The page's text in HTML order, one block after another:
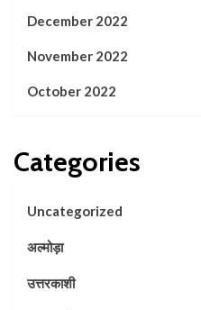
December 2022
November 2022
October 2022
Categories
Uncategorized
अल्मोड़ा
उत्तरकाशी